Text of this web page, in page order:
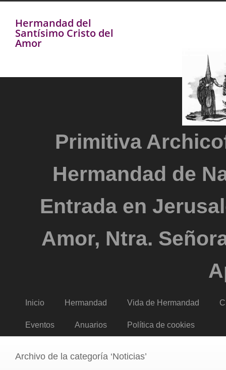
Hermandad del
Santísimo Cristo del
Amor
Primitiva
Hermandad de
Entrada en
Amor, Ntra.
Inicio Hermandad Vida de Hermandad
Eventos Anuarios Política de cookies
Archivo de la categoría ‘Noticias’